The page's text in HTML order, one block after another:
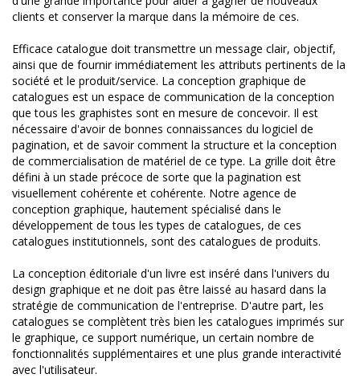
clients et conserver la marque dans la mémoire de ces.
Efficace catalogue doit transmettre un message clair, objectif,
ainsi que de fournir immédiatement les attributs pertinents de la
société et le produit/service. La conception graphique de
catalogues est un espace de communication de la conception
que tous les graphistes sont en mesure de concevoir. Il est
nécessaire d'avoir de bonnes connaissances du logiciel de
pagination, et de savoir comment la structure et la conception
de commercialisation de matériel de ce type. La grille doit être
défini à un stade précoce de sorte que la pagination est
visuellement cohérente et cohérente. Notre agence de
conception graphique, hautement spécialisé dans le
développement de tous les types de catalogues, de ces
catalogues institutionnels, sont des catalogues de produits.
La conception éditoriale d'un livre est inséré dans l'univers du
design graphique et ne doit pas être laissé au hasard dans la
stratégie de communication de l'entreprise. D'autre part, les
catalogues se complètent très bien les catalogues imprimés sur
le graphique, ce support numérique, un certain nombre de
fonctionnalités supplémentaires et une plus grande interactivité
avec l'utilisateur.